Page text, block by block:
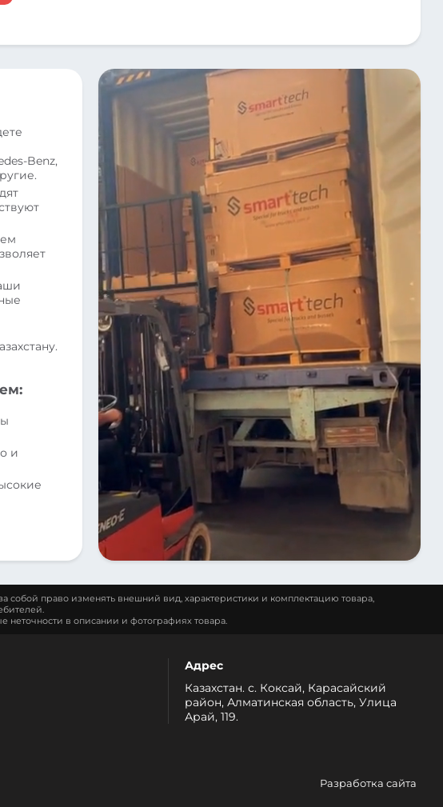
Benz,
и
право изменять внешний вид, характеристики и комплектацию товара,
в описании и фотографиях товара.
Адрес
Казахстан. с. Коксай, Карасайский
район, Алматинская область, Улица
Арай, 119.
Разработка сайта